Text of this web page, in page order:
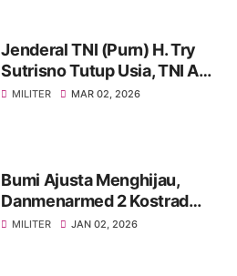
Jenderal TNI (Purn) H. Try
Sutrisno Tutup Usia, TNI AD
Berduka
MILITER MAR 02, 2026
Bumi Ajusta Menghijau,
Danmenarmed 2 Kostrad
Pimpin Gerakan Tanam
MILITER JAN 02, 2026